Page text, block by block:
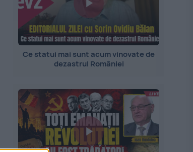
Ce statui mai sunt acum vinovate de
dezastrul României